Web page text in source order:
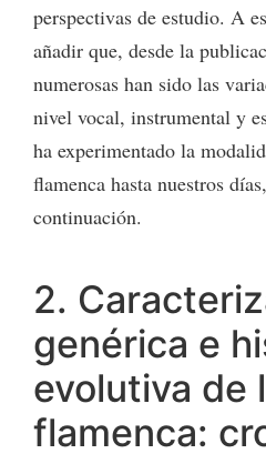
perspectivas de estudio. A
añadir que, desde la
numerosas han sido las
nivel vocal, instrumental y
ha experimentado la
flamenca hasta nuestros
continuación.
2.
genérica e
evolutiva de
flamenca: